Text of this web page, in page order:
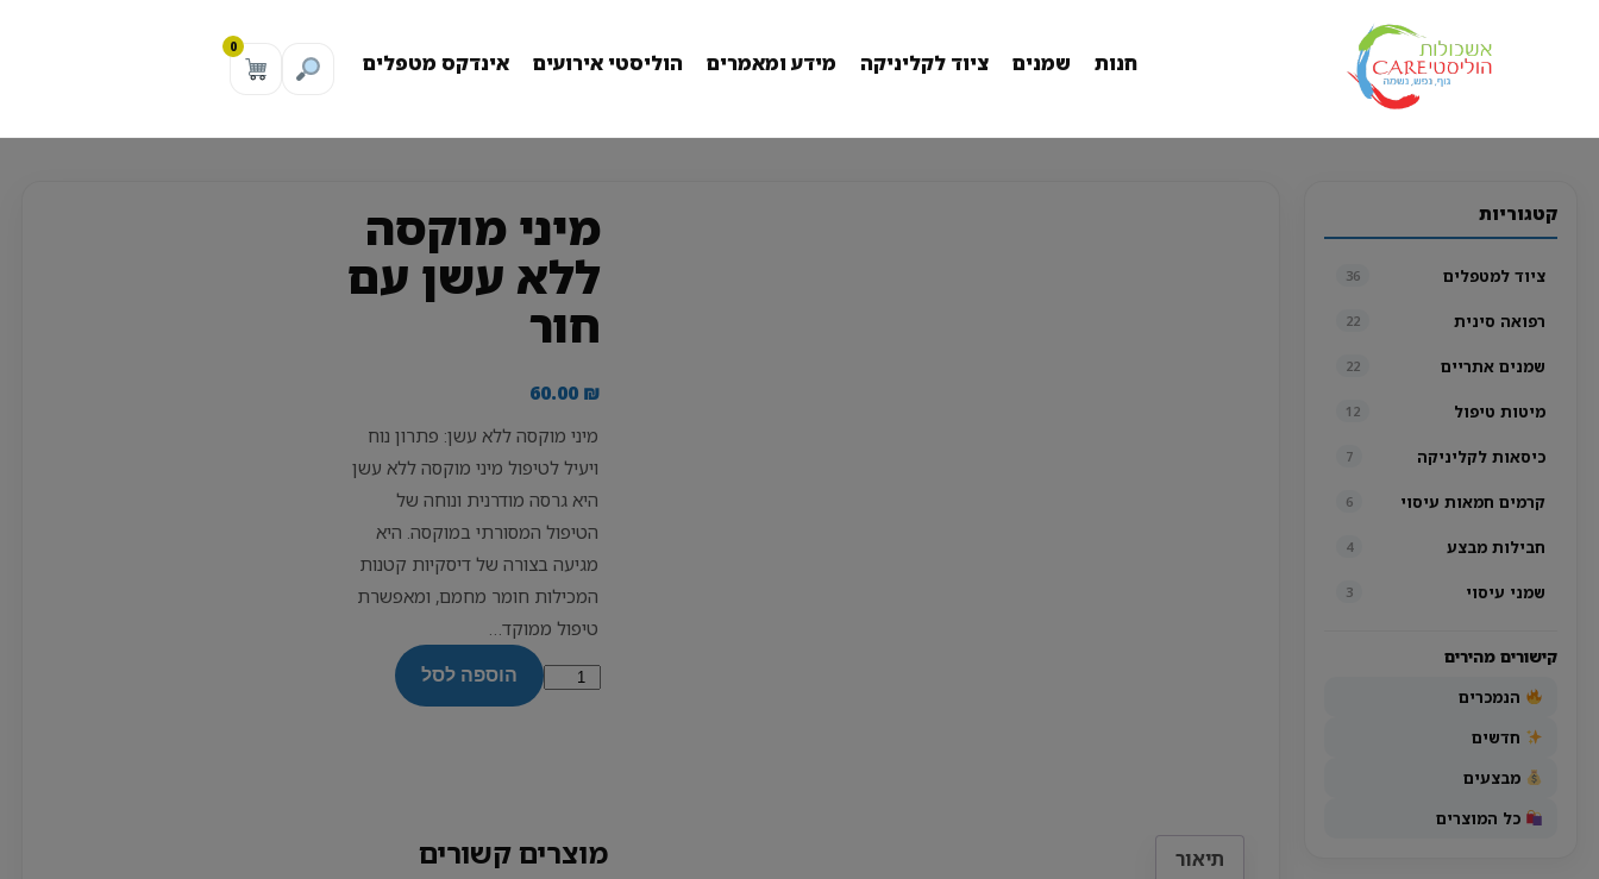
חנות שמנים ציוד לקליניקה מידע ומאמרים הוליסטי אירועים אינדקס מטפלים
0
קטגוריות
ציוד למטפלים 36
רפואה סינית 22
שמנים אתריים 22
מיטות טיפול 12
כיסאות לקליניקה 7
קרמים חמאות עיסוי 6
חבילות מבצע 4
שמני עיסוי 3
קישורים מהירים
הנמכרים
חדשים
מבצעים
כל המוצרים
מיני מוקסה
ללא עשן עם
חור
60.00 ₪
מיני מוקסה ללא עשן: פתרון נוח
ויעיל לטיפול מיני מוקסה ללא עשן
היא גרסה מודרנית ונוחה של
הטיפול המסורתי במוקסה. היא
מגיעה בצורה של דיסקיות קטנות
המכילות חומר מחמם, ומאפשרת
טיפול ממוקד…
כמות
חור
הוספה לסל
תיאור מוצרים קשורים